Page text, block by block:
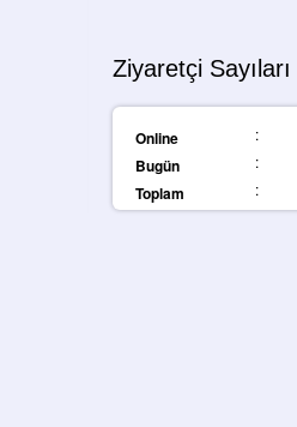
Ziyaretçi Sayıları
Online :
Bugün
:
Toplam
: